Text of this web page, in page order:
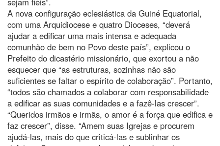
A nova configuração eclesiástica da Guiné Equatorial,
com uma Arquidiocese e quatro Dioceses, “deverá
ajudar a edificar uma mais intensa e adequada
comunhão de bem no Povo deste país”, explicou o
Prefeito do dicastério missionário, que exortou a não
esquecer que “as estruturas, sozinhas não são
suficientes se faltar o espírito de colaboração”. Portanto,
“todos são chamados a colaborar com responsabilidade
a edificar as suas comunidades e a fazê-las crescer”.
“Queridos irmãos e irmãs, o amor é a força que edifica e
faz crescer”, disse. “Amem suas Igrejas e procurem
ajudá-las, mais do que criticá-las e sublinhar os